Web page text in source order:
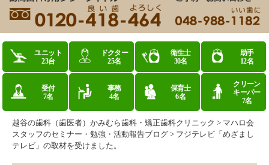
ユニット
23台
ドクター
25名
衛生士
30名
助手
12名
受付
7名
事務
4名
保育士
6名
クリーン
キーパー
7名
越谷の歯科（歯医者）かみむら歯科・矯正歯科クリニック > マハロ会
スタッフのセミナー・勉強・活動報告ブログ > フジテレビ「めざまし
テレビ」の取材を受けました。